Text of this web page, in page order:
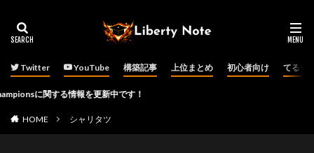
Twitter YouTube 構築記事 上位まとめ 初心者向け てるチ
関する情報を更新中です！
HOME シャリタツ